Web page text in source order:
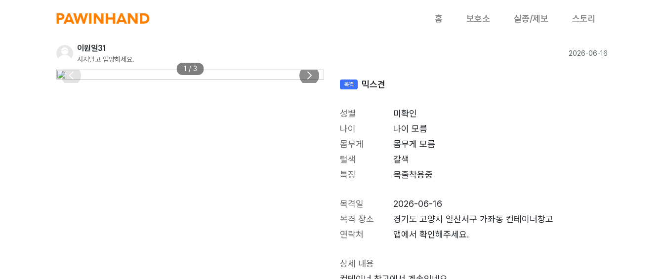
홈 보호소 실종/제보 스토리
이원일31
사지말고 입양하세요.
2026-06-16
1 / 3
목격 믹스견
성별
미확인
나이
나이 모름
몸무게
몸무게 모름
털색
갈색
특징
목줄착용중
목격일
2026-06-16
목격 장소
경기도 고양시 일산서구 가좌동 컨테이너창고
연락처
앱에서 확인해주세요.
상세 내용